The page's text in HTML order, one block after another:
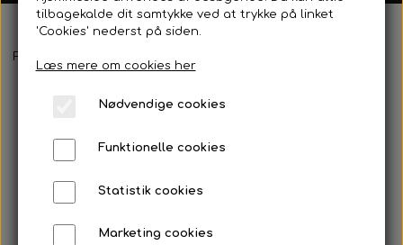
Webshop
Produkt Nyheder
Tilbud
Kleinsub
Billedgalleri
Forside
tilbagekalde dit samtykke ved at trykke på linket
'Cookies' nederst på siden.
Læs mere om cookies her
Nødvendige cookies
Funktionelle cookies
Statistik cookies
Marketing cookies